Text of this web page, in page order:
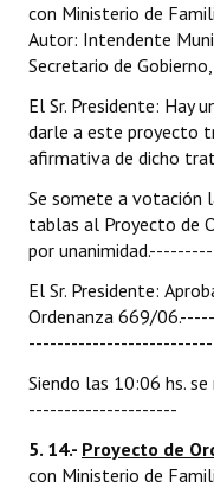
con Ministerio de
Autor: Intendente
Secretario de
El Sr. Presidente: Hay
darle a este proyecto
afirmativa de dicho
Se somete a votación
tablas al Proyecto de
por
El Sr. Presidente:
Ordenanza 669/
Siendo las 10:06 hs.
---------------------
5. 14.- Proyecto de
con Ministerio de